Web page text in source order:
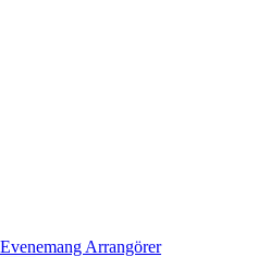
Evenemang Arrangörer